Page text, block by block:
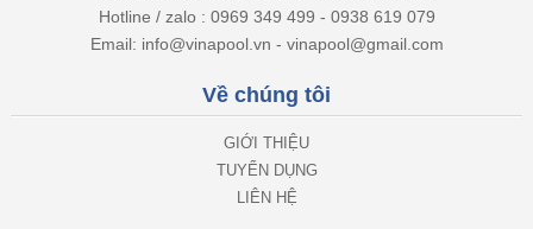
Hotline / zalo : 0969 349 499 - 0938 619 079
Email: info@vinapool.vn - vinapool@gmail.com
Về chúng tôi
GIỚI THIỆU
TUYỂN DỤNG
LIÊN HỆ